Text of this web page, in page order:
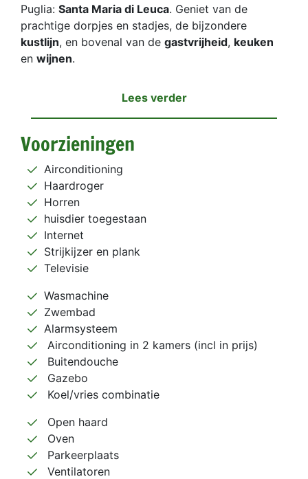
Puglia: Santa Maria di Leuca. Geniet van de
prachtige dorpjes en stadjes, de bijzondere
kustlijn, en bovenal van de gastvrijheid, keuken
en wijnen.
Lees verder
Voorzieningen
Airconditioning
Haardroger
Horren
huisdier toegestaan
Internet
Strijkijzer en plank
Televisie
Wasmachine
Zwembad
Alarmsysteem
Airconditioning in 2 kamers (incl in prijs)
Buitendouche
Gazebo
Koel/vries combinatie
Open haard
Oven
Parkeerplaats
Ventilatoren